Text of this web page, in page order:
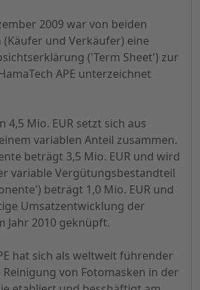
2009 war von beiden
und Verkäufer) eine
('Term Sheet') zur
APE unterzeichnet
4,5 Mio. EUR setzt sich aus
variablen Anteil zusammen.
beträgt 3,5 Mio. EUR und wird
variable Vergütungsbestandteil
beträgt 1,0 Mio. EUR und
Umsatzentwicklung der
Jahr 2010 geknüpft.
hat sich als weltweit führender
von Fotomasken in der